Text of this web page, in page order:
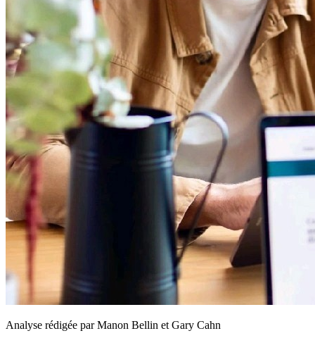
Analyse rédigée par Manon Bellin et Gary Cahn